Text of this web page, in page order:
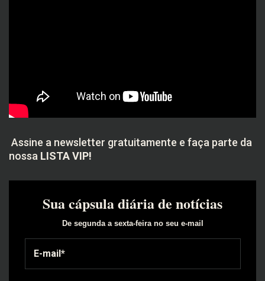
Assine a newsletter gratuitamente e faça parte da
nossa LISTA VIP!
Sua cápsula diária de notícias
De segunda a sexta-feira no seu e-mail